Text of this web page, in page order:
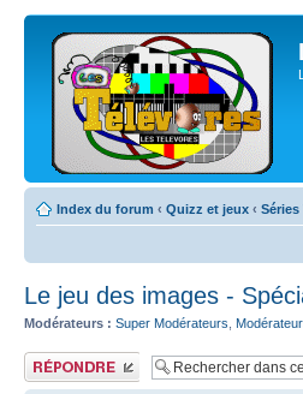
Index du forum ‹ Quizz et jeux ‹ Séries
Le jeu des images -
Modérateurs : Super Modérateurs
Publier une
réponse